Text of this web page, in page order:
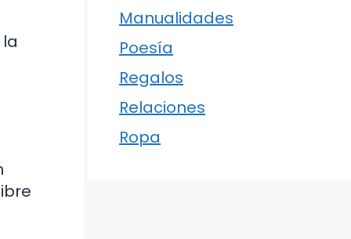
Manualidades
Poesía
Regalos
Relaciones
Ropa